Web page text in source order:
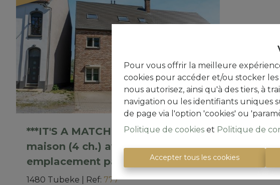
Pour vous offrir la meilleure
cookies pour accéder et/ou stocker
nous autorisez, ainsi qu'à des tiers, à
navigation ou les identifiants uniques
de page via l'option 'cookies' ou
Politique de cookies et Politique de
Accepter tous les cookies
***IT'S A MATCH!*** Magnifique
maison (4 ch.) avec terrasse et
emplacement parking
1480 Tubeke Ref: 777